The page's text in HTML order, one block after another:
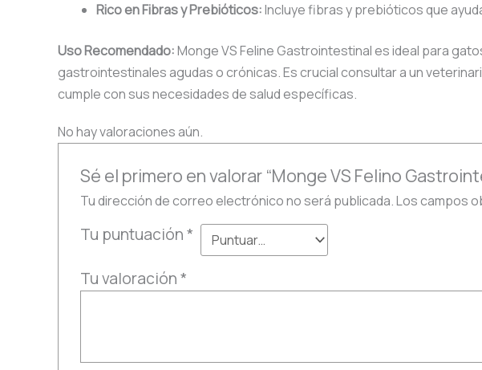
Rico en Fibras y Prebióticos:Incluye fibras y prebióticos que
Uso Recomendado:Monge VS Feline Gastrointestinal es ideal para
gastrointestinales agudas o crónicas. Es crucial consultar a un
cumple con sus necesidades de salud específicas.
No hay valoraciones aún.
Sé el primero en valorar “Monge VS Felino
Tu dirección de correo electrónico no será publicada.Los campos
Tu puntuación*
Tu valoración*